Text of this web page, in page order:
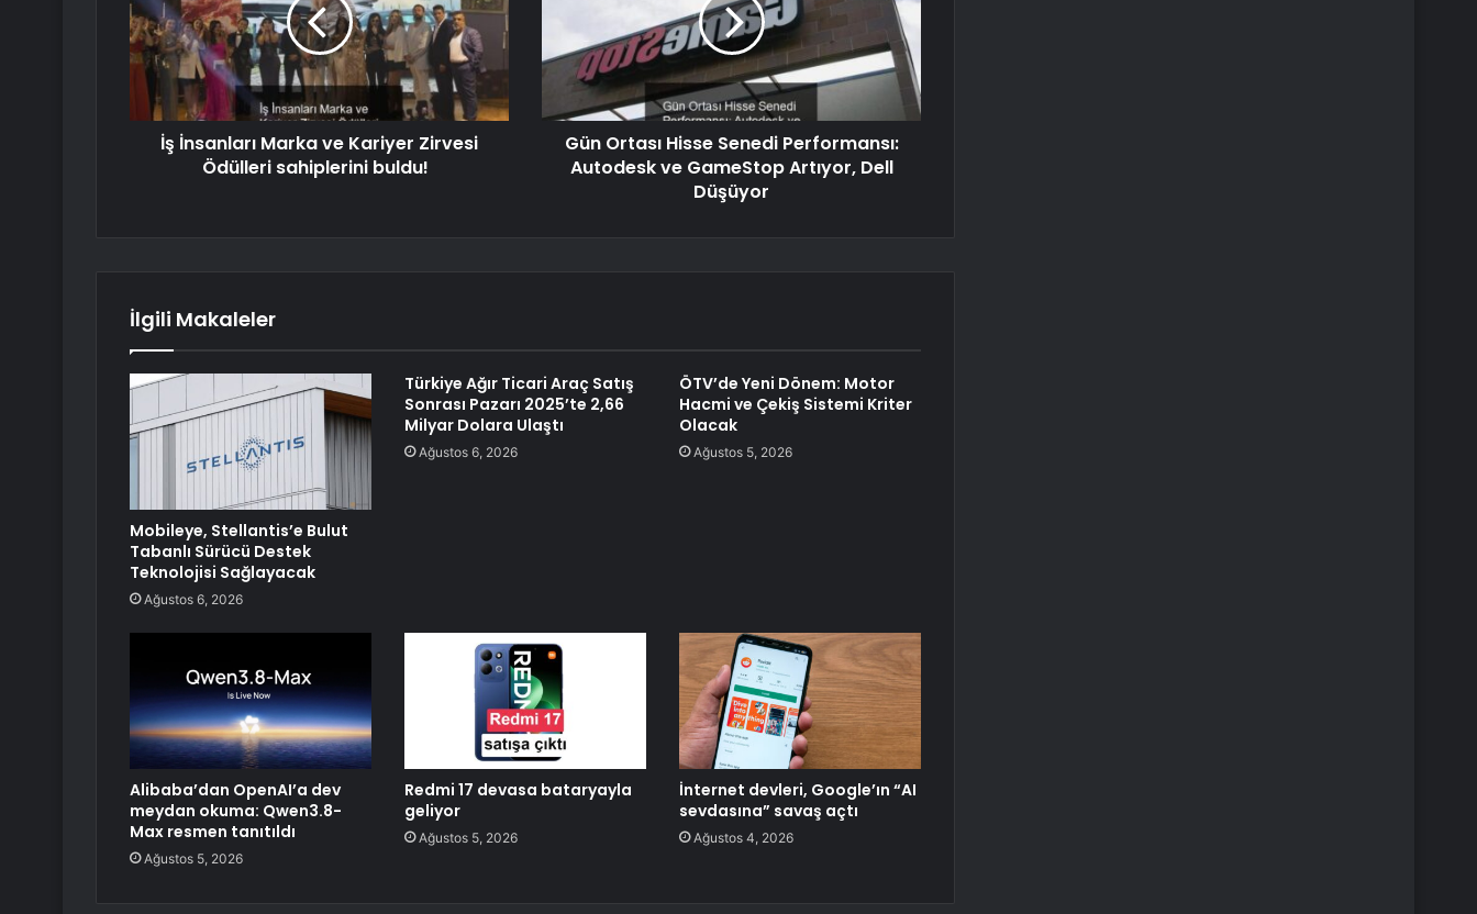
İş İnsanları Marka ve Kariyer Zirvesi
Ödülleri sahiplerini buldu!
Gün Ortası Hisse Senedi Performansı:
Autodesk ve GameStop Artıyor, Dell
Düşüyor
İlgili Makaleler
Mobileye, Stellantis’e Bulut
Tabanlı Sürücü Destek
Teknolojisi Sağlayacak
Ağustos 6, 2026
Türkiye Ağır Ticari Araç Satış
Sonrası Pazarı 2025’te 2,66
Milyar Dolara Ulaştı
Ağustos 6, 2026
ÖTV’de Yeni Dönem: Motor
Hacmi ve Çekiş Sistemi Kriter
Olacak
Ağustos 5, 2026
Alibaba’dan OpenAI’a dev
meydan okuma: Qwen3.8-
Max resmen tanıtıldı
Ağustos 5, 2026
Redmi 17 devasa bataryayla
geliyor
Ağustos 5, 2026
İnternet devleri, Google’ın “AI
sevdasına” savaş açtı
Ağustos 4, 2026